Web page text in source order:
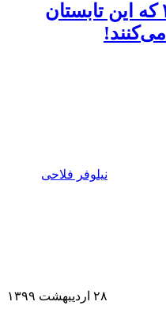
۶ مدل صندل زنانه ۲۰۲۰ که این تابستان
نیلوفر فلاحی
۲۸ اردیبهشت ۱۳۹۹